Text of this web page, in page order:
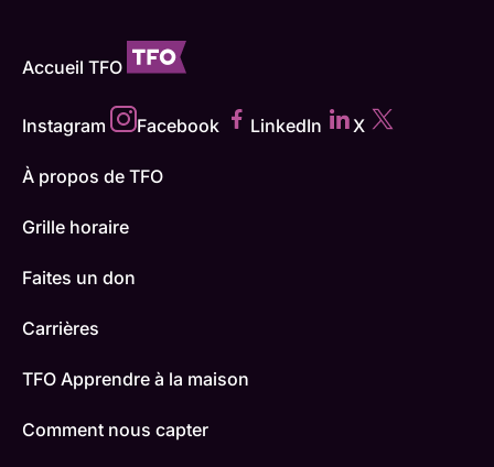
Accueil TFO
Instagram Facebook LinkedIn X
À propos de TFO
Grille horaire
Faites un don
Carrières
TFO Apprendre à la maison
Comment nous capter